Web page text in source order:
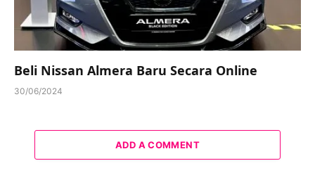
Beli Nissan Almera Baru Secara Online
30/06/2024
ADD A COMMENT